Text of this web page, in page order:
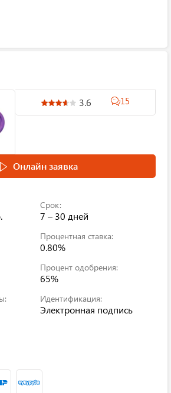
3.6 15
Онлайн заявка
Срок:
7 – 30 дней
Процентная ставка:
0.80%
Процент одобрения:
65%
Идентификация:
Электронная подпись